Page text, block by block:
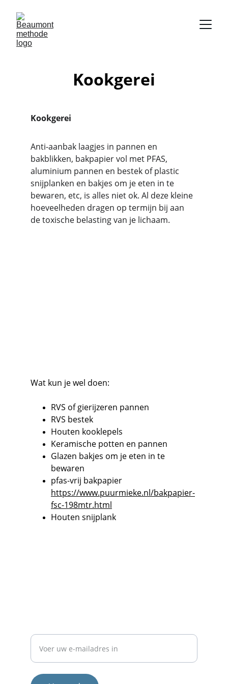
Kookgerei
Kookgerei
Anti-aanbak laagjes in pannen en
bakblikken, bakpapier vol met PFAS,
aluminium pannen en bestek of plastic
snijplanken en bakjes om je eten in te
bewaren, etc, is alles niet ok. Al deze kleine
hoeveelheden dragen op termijn bij aan
de toxische belasting van je lichaam.
Wat kun je wel doen:
RVS of gierijzeren pannen
RVS bestek
Houten kooklepels
Keramische potten en pannen
Glazen bakjes om je eten in te
bewaren
pfas-vrij bakpapier
https://www.puurmieke.nl/bakpapier-
fsc-198mtr.html
Houten snijplank